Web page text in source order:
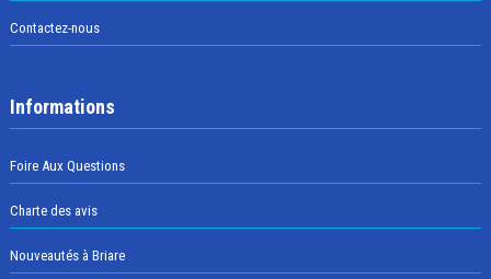
Contactez-nous
Informations
Foire Aux Questions
Charte des avis
Nouveautés à Briare